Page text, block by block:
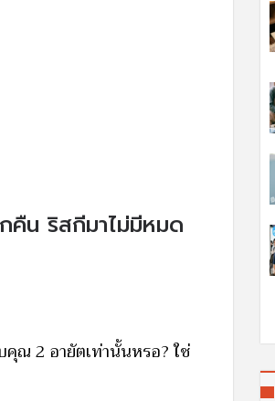
กคืน ริสกีมาไม่มีหมด
ณ 2 อายัตเท่านั้นหรอ? ใช่